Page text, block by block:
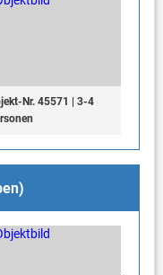
Nr. 45571 | 3-4